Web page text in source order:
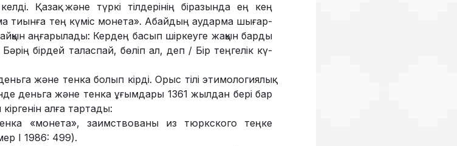
Қазақ және түркі тілдерінің біразында ең кең
тиынға тең күміс монета». Абайдың аударма шығар­­
аңғарылады: Кер­дең басып шіркеуге жақын бар­ды
бірдей талас­пай­, бөліп ал, деп / Бір теңгелік кү­
және тенка болып кірді. Орыс тілі этимологиялық
деньга және тенка ұғым­­да­ры 1361 жылдан бері бар
алға тартады:
«монета», заимствованы из тюркс­кого теңке
I 1986: 499).